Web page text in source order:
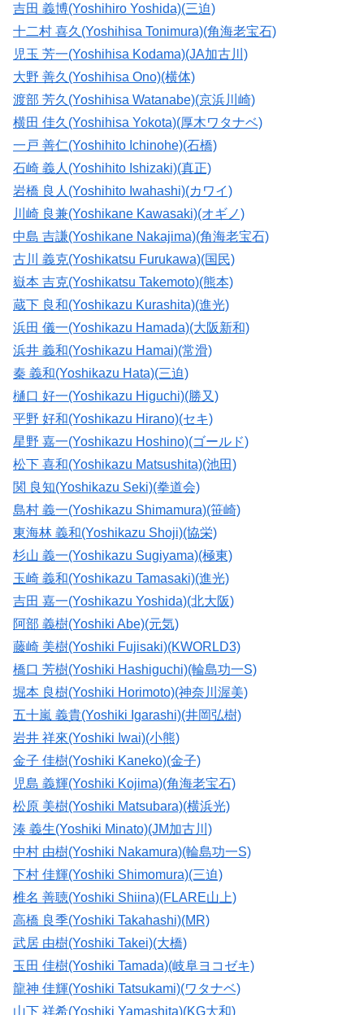
吉田 義博(Yoshihiro Yoshida)(三迫)
十二村 喜久(Yoshihisa Tonimura)(角海老宝石)
児玉 芳一(Yoshihisa Kodama)(JA加古川)
大野 善久(Yoshihisa Ono)(横体)
渡部 芳久(Yoshihisa Watanabe)(京浜川崎)
横田 佳久(Yoshihisa Yokota)(厚木ワタナベ)
一戸 善仁(Yoshihito Ichinohe)(石橋)
石崎 義人(Yoshihito Ishizaki)(真正)
岩橋 良人(Yoshihito Iwahashi)(カワイ)
川崎 良兼(Yoshikane Kawasaki)(オギノ)
中島 吉謙(Yoshikane Nakajima)(角海老宝石)
古川 義克(Yoshikatsu Furukawa)(国民)
嶽本 吉克(Yoshikatsu Takemoto)(熊本)
蔵下 良和(Yoshikazu Kurashita)(進光)
浜田 儀一(Yoshikazu Hamada)(大阪新和)
浜井 義和(Yoshikazu Hamai)(常滑)
秦 義和(Yoshikazu Hata)(三迫)
樋口 好一(Yoshikazu Higuchi)(勝又)
平野 好和(Yoshikazu Hirano)(セキ)
星野 嘉一(Yoshikazu Hoshino)(ゴールド)
松下 喜和(Yoshikazu Matsushita)(池田)
関 良知(Yoshikazu Seki)(拳道会)
島村 義一(Yoshikazu Shimamura)(笹崎)
東海林 義和(Yoshikazu Shoji)(協栄)
杉山 義一(Yoshikazu Sugiyama)(極東)
玉崎 義和(Yoshikazu Tamasaki)(進光)
吉田 嘉一(Yoshikazu Yoshida)(北大阪)
阿部 義樹(Yoshiki Abe)(元気)
藤崎 美樹(Yoshiki Fujisaki)(KWORLD3)
橋口 芳樹(Yoshiki Hashiguchi)(輪島功一S)
堀本 良樹(Yoshiki Horimoto)(神奈川渥美)
五十嵐 義貴(Yoshiki Igarashi)(井岡弘樹)
岩井 祥來(Yoshiki Iwai)(小熊)
金子 佳樹(Yoshiki Kaneko)(金子)
児島 義輝(Yoshiki Kojima)(角海老宝石)
松原 美樹(Yoshiki Matsubara)(横浜光)
湊 義生(Yoshiki Minato)(JM加古川)
中村 由樹(Yoshiki Nakamura)(輪島功一S)
下村 佳輝(Yoshiki Shimomura)(三迫)
椎名 善聴(Yoshiki Shiina)(FLARE山上)
高橋 良季(Yoshiki Takahashi)(MR)
武居 由樹(Yoshiki Takei)(大橋)
玉田 佳樹(Yoshiki Tamada)(岐阜ヨコゼキ)
龍神 佳輝(Yoshiki Tatsukami)(ワタナベ)
山下 祥希(Yoshiki Yamashita)(KG大和)